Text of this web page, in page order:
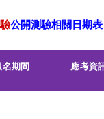
公開測驗相關日期表
名期間 應考資